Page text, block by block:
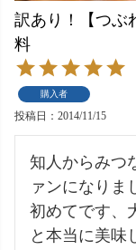
訳あり！【つぶ
料
購入者
投稿日 2014/11/15
知人からみつ
ァンになりま
初めてです、
と本当に美味